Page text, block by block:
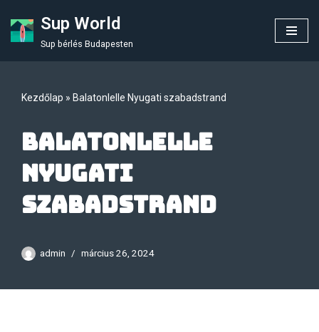
Skip
Sup World
Sup bérlés Budapesten
Kezdőlap » Balatonlelle Nyugati szabadstrand
Balatonlelle
Nyugati
szabadstrand
admin március 26, 2024